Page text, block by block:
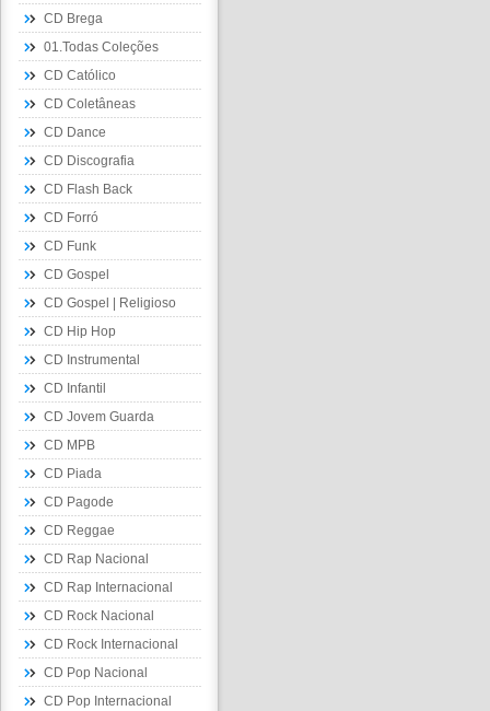
CD Brega
01.Todas Coleções
CD Católico
CD Coletâneas
CD Dance
CD Discografia
CD Flash Back
CD Forró
CD Funk
CD Gospel
CD Gospel | Religioso
CD Hip Hop
CD Instrumental
CD Infantil
CD Jovem Guarda
CD MPB
CD Piada
CD Pagode
CD Reggae
CD Rap Nacional
CD Rap Internacional
CD Rock Nacional
CD Rock Internacional
CD Pop Nacional
CD Pop Internacional